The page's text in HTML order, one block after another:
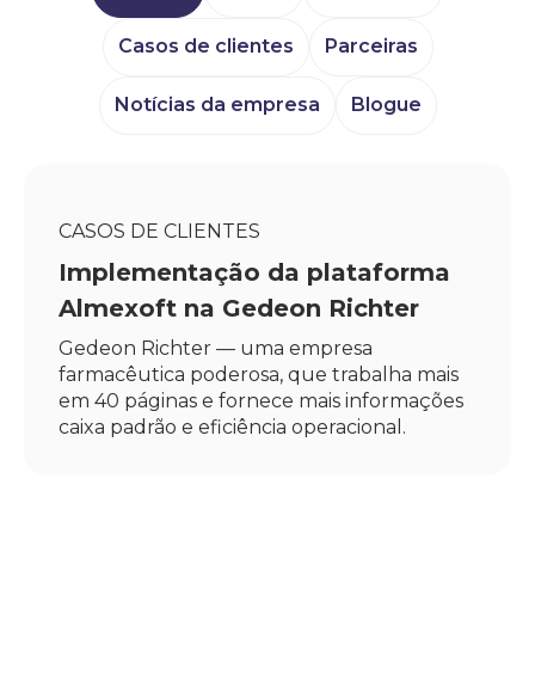
Casos de clientes Parceiras
Notícias da empresa Blogue
CASOS DE CLIENTES
Implementação da plataforma
Almexoft na Gedeon Richter
Gedeon Richter — uma empresa
farmacêutica poderosa, que trabalha mais
em 40 páginas e fornece mais informações
caixa padrão e eficiência operacional.